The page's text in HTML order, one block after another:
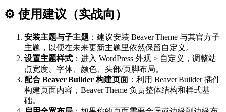
⚙️ 使用建议（实战向）
安装主题与子主题 ：建议安装 Beaver Theme 与其官方子
主题，以便在未来更新主题里依然保留自定义。
设置主题样式 ：进入 WordPress 外观 > 自定义，调整站
点宽度、字体、颜色、头部/页脚布局。
配合 Beaver Builder 构建页面 ：利用 Beaver Builder 插件
构建页面内容，Beaver Theme 负责整体结构和样式基
础。